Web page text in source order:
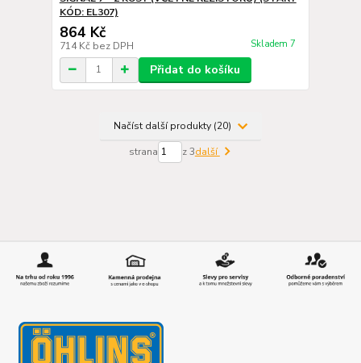
KÓD: EL307)
864 Kč
714 Kč bez DPH Skladem 7
Přidat do košíku
Načíst další produkty (20)
strana z 3další